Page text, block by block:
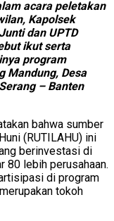
acara peletakan
Kapolsek
dan UPTD
ikut serta
program
Mandung, Desa
– Banten
bahwa sumber
(RUTILAHU) ini
berinvestasi di
80 lebih perusahaan.
di program
tokoh